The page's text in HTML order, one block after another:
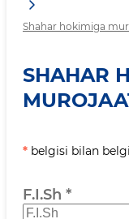
Shahar hokimiga
SHAHAR
* belgisi bilan
F.I.Sh *